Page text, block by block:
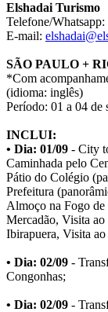
Elshadai Turismo
Telefone/
E-mail:
SÃO PAULO +
*Com
(idioma: inglês)
Período: 01 a 04 de
INCLUI:
• Dia: 01/09 - City
Caminhada pelo
Pátio do Colégio
Prefeitura
Almoço na Fogo
Mercadão, Visita
Ibirapuera, Visita
• Dia: 02/09 -
Congonhas;
• Dia: 02/09 -